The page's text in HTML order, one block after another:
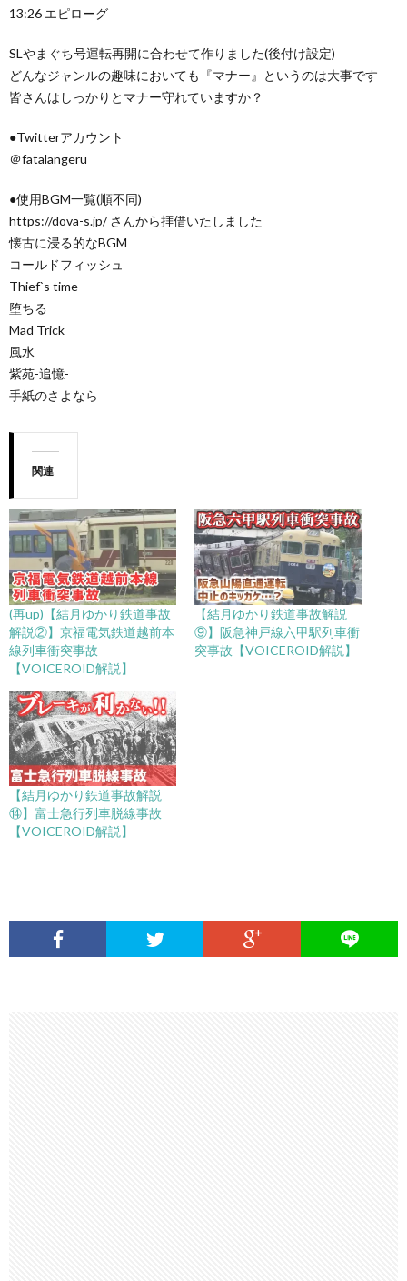
13:26 エピローグ
SLやまぐち号運転再開に合わせて作りました(後付け設定)
どんなジャンルの趣味においても『マナー』というのは大事です
皆さんはしっかりとマナー守れていますか？
●Twitterアカウント
＠fatalangeru
●使用BGM一覧(順不同)
https://dova-s.jp/ さんから拝借いたしました
懐古に浸る的なBGM
コールドフィッシュ
Thief`s time
堕ちる
Mad Trick
風水
紫苑-追憶-
手紙のさよなら
関連
(再up)【結月ゆかり鉄道事故
解説②】京福電気鉄道越前本
線列車衝突事故
【VOICEROID解説】
【結月ゆかり鉄道事故解説
⑨】阪急神戸線六甲駅列車衝
突事故【VOICEROID解説】
【結月ゆかり鉄道事故解説
⑭】富士急行列車脱線事故
【VOICEROID解説】